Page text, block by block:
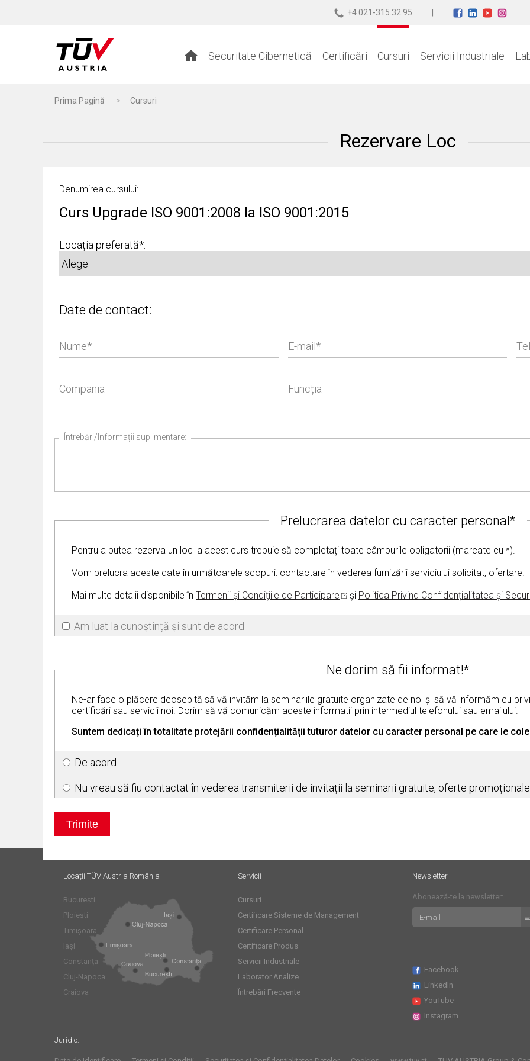
+4 021-315.32.95
Securitate Cibernetică Certificări Cursuri Servicii Industriale
Prima Pagină > Cursuri
Rezervare Loc
Denumirea cursului:
Curs Upgrade ISO 9001:2008 la ISO 9001:2015
Locația preferată*:
Date de contact:
Nume E-mail
Compania Funcția
Întrebări/Informații suplimentare:
Prelucrarea datelor cu caracter personal*
Pentru a putea rezerva un loc la acest curs trebuie să completați toate câmpurile obligatorii (marcate cu *).
Vom prelucra aceste date în următoarele scopuri: contactare în vederea furnizării serviciului solicitat, ofertare.
Mai multe detalii disponibile în Termenii și Condiţiile de Participare și Politica Privind Confidențialitatea și
Am luat la cunoștință și sunt de acord
Ne dorim să fii informat!*
Ne-ar face o plăcere deosebită să vă invităm la seminariile gratuite organizate de noi și să vă informăm cu
certificări sau servicii noi. Dorim să vă comunicăm aceste informatii prin intermediul telefonului sau emailului.
Suntem dedicați în totalitate protejării confidențialității tuturor datelor cu caracter personal pe care le
De acord
Nu vreau să fiu contactat în vederea transmiterii de invitații la seminarii gratuite, oferte
Trimite
Locații TÜV Austria România
București
Ploiești
Timișoara
Iași
Constanța
Cluj-Napoca
Craiova
Servicii
Cursuri
Certificare Sisteme de Management
Certificare Personal
Certificare Produs
Servicii Industriale
Laborator Analize
Întrebări Frecvente
Newsletter
Abonează-te la newsletter:
Facebook
LinkedIn
YouTube
Instagram
Juridic: